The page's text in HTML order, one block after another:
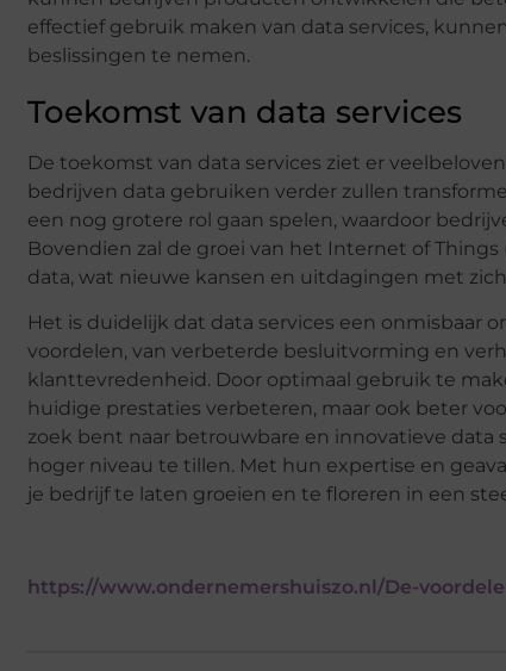
effectief gebruik maken van data services,
beslissingen te nemen.
Toekomst van data services
De toekomst van data services ziet er
bedrijven data gebruiken verder zullen
een nog grotere rol gaan spelen, waardoor
Bovendien zal de groei van het Internet of
data, wat nieuwe kansen en uitdagingen met
Het is duidelijk dat data services een onmisbaar
voordelen, van verbeterde besluitvorming en
klanttevredenheid. Door optimaal gebruik te
huidige prestaties verbeteren, maar ook beter
zoek bent naar betrouwbare en innovatieve data
hoger niveau te tillen. Met hun expertise en
je bedrijf te laten groeien en te floreren in een
https://www.ondernemershuiszo.nl/De-